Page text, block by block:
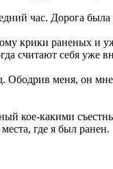
час. Дорога
крики раненых и
считают себя уже
Ободрив меня, он
кое-какими
где я был ранен.